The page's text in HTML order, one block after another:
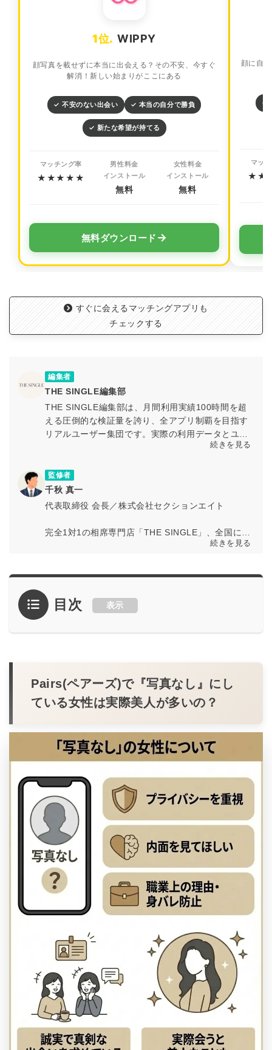
1位. WIPPY
顔写真を載せずに本当に出会える？その不安、今すぐ
解消！新しい始まりがここにある
✓ 不安のない出会い ✓ 本当の自分で勝負
✓ 新たな希望が持てる
マッチング率
★★★★★
男性料金
インストール
無料
女性料金
インストール
無料
無料ダウンロード →
顔に自
✓
マッ
すぐに会えるマッチングアプリも
チェックする
編集者
THE SINGLE編集部
THE SINGLE編集部は、月間利用実績100時間を超
える圧倒的な検証量を誇り、全アプリ制覇を目指す
リアルユーザー集団です。実際の利用データとユー
ザー体験に基づく検証を通じて、マッチングアプリ
しています。
続きを見る
監修者
千秋 真一
代表取締役 会長／株式会社セクションエイト
完全1対1の相席専門店「THE SINGLE」、全国に店
舗を展開する「相席屋」、お酒もスポーツも無限に
出会いのテーマにした事業を展開する株式会社セク
多様な出会いの形を創出し、誰もが自然に人とつな
クスタンド
続きを見る
目次 表示
Pairs(ペアーズ)で『写真なし』にし
ている女性は実際美人が多いの？